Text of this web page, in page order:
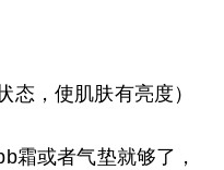
态，使肌肤有亮度）
霜或者气垫就够了，